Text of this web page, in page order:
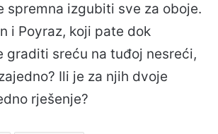
spremna izgubiti sve za oboje.
i Poyraz, koji pate dok
graditi sreću na tuđoj nesreći,
Ili je za njih dvoje
rješenje?